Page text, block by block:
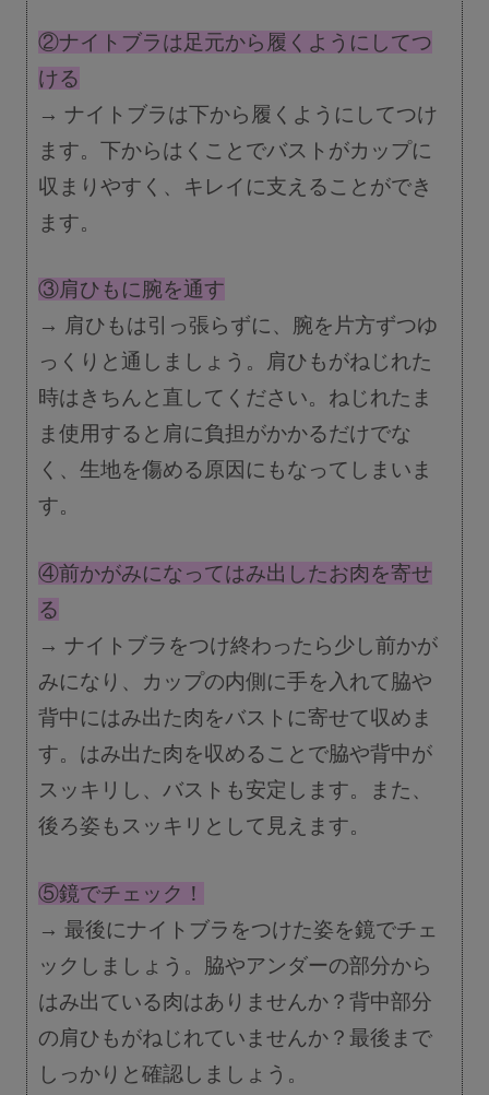
②ナイトブラは足元から履くようにしてつ
ける
→ ナイトブラは下から履くようにしてつけ
ます。下からはくことでバストがカップに
収まりやすく、キレイに支えることができ
ます。
③肩ひもに腕を通す
→ 肩ひもは引っ張らずに、腕を片方ずつゆ
っくりと通しましょう。肩ひもがねじれた
時はきちんと直してください。ねじれたま
ま使用すると肩に負担がかかるだけでな
く、生地を傷める原因にもなってしまいま
す。
④前かがみになってはみ出したお肉を寄せ
る
→ ナイトブラをつけ終わったら少し前かが
みになり、カップの内側に手を入れて脇や
背中にはみ出た肉をバストに寄せて収めま
す。はみ出た肉を収めることで脇や背中が
スッキリし、バストも安定します。また、
後ろ姿もスッキリとして見えます。
⑤鏡でチェック！
→ 最後にナイトブラをつけた姿を鏡でチェ
ックしましょう。脇やアンダーの部分から
はみ出ている肉はありませんか？背中部分
の肩ひもがねじれていませんか？最後まで
しっかりと確認しましょう。